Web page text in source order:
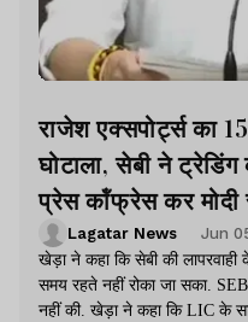
राजेश एक्सपोर्ट्स का
घोटाला, सेबी ने
प्रेस कॉंफ्रेस कर मोदी
Lagatar News
Jun
खेड़ा ने कहा कि सेबी की
समय रहते नहीं रोका जा सका.
नहीं की. खेड़ा ने कहा कि LIC के